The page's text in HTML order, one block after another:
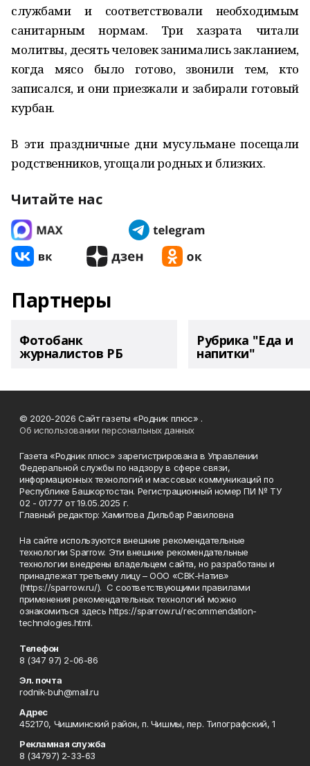
службами и соответствовали необходимым
санитарным нормам. Три хазрата читали
молитвы, десять человек занимались закланием,
когда мясо было готово, звонили тем, кто
записался, и они приезжали и забирали готовый
курбан.
В эти праздничные дни мусульмане посещали
родственников, угощали родных и близких.
Читайте нас
Партнеры
Фотобанк
журналистов РБ
Рубрика "Еда и
напитки"
© 2020-2026 Сайт газеты «Родник плюс» .
Об использовании персональных данных
Газета «Родник плюс» зарегистрирована в Управлении
Федеральной службы по надзору в сфере связи,
информационных технологий и массовых коммуникаций по
Республике Башкортостан. Регистрационный номер ПИ № ТУ
02 - 01777 от 19.05.2025 г.
Главный редактор: Хамитова Дильбар Равиловна
На сайте используются внешние рекомендательные
технологии Sparrow. Эти внешние рекомендательные
технологии внедрены владельцем сайта, но разработаны и
принадлежат третьему лицу – ООО «СВК-Натив»
(https://sparrow.ru/). С соответствующими правилами
применения рекомендательных технологий можно
ознакомиться здесь https://sparrow.ru/recommendation-
technologies.html.
Телефон
8 (347 97) 2-06-86
Эл. почта
rodnik-buh@mail.ru
Адрес
452170, Чишминский район, п. Чишмы, пер. Типографский, 1
Рекламная служба
8 (34797) 2-33-63